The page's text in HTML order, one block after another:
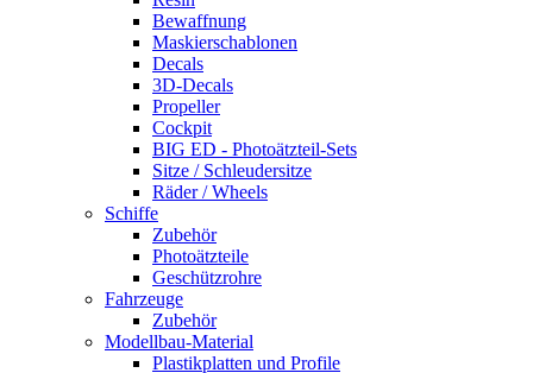
Bewaffnung
Maskierschablonen
Decals
3D-Decals
Propeller
Cockpit
BIG ED - Photoätzteil-Sets
Sitze / Schleudersitze
Räder / Wheels
Schiffe
Zubehör
Photoätzteile
Geschützrohre
Fahrzeuge
Zubehör
Modellbau-Material
Plastikplatten und Profile